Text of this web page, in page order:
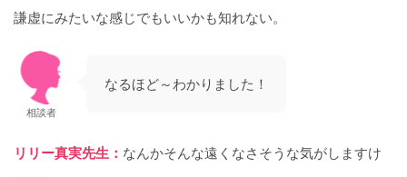
謙虚にみたいな感じでもいいかも知れない。
相談者
なるほど～わかりました！
リリー真実先生： なんかそんな遠くなさそうな気がしますけ